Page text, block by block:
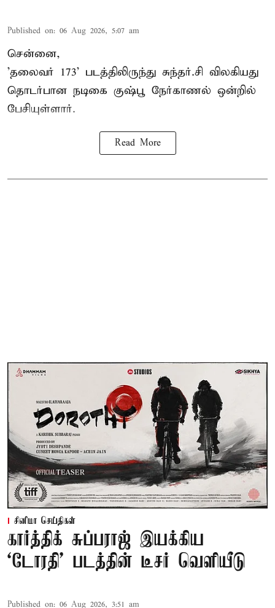
Published on: 06 Aug 2026, 5:07 am
சென்னை,
'தலைவர் 173' படத்திலிருந்து சுந்தர்.சி விலகியது
தொடர்பான நடிகை குஷ்பூ நேர்காணல் ஒன்றில்
பேசியுள்ளார்.
Read More
சினிமா செய்திகள்
கார்த்திக் சுப்பராஜ் இயக்கிய
`டோரதி' படத்தின் டீசர் வெளியீடு
Published on: 06 Aug 2026, 3:51 am